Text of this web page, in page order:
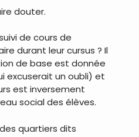
douter.
de cours de
durant leur cursus ? Il
de base est donnée
excuserait un oubli) et
est inversement
social des élèves.
quartiers dits